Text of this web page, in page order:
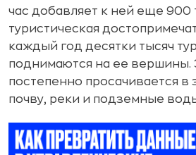
час добавляет к ней еще 900
туристическая
каждый год десятки тысяч
поднимаются на ее вершины.
постепенно просачивается в
почву, реки и подземные